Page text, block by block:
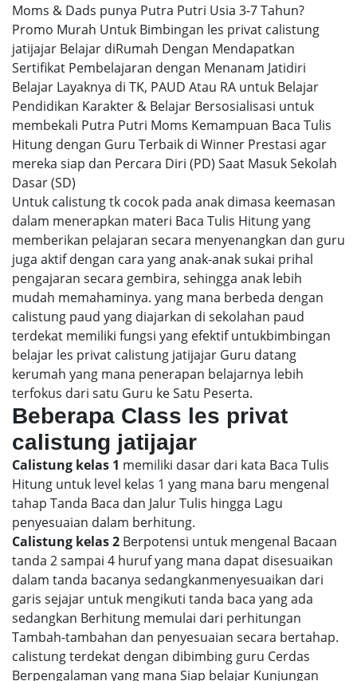
Moms & Dads punya Putra Putri Usia 3-7 Tahun?
Promo Murah Untuk Bimbingan les privat calistung
jatijajar Belajar diRumah Dengan Mendapatkan
Sertifikat Pembelajaran dengan Menanam Jatidiri
Belajar Layaknya di TK, PAUD Atau RA untuk Belajar
Pendidikan Karakter & Belajar Bersosialisasi untuk
membekali Putra Putri Moms Kemampuan Baca Tulis
Hitung dengan Guru Terbaik di Winner Prestasi agar
mereka siap dan Percara Diri (PD) Saat Masuk Sekolah
Dasar (SD)
Untuk calistung tk cocok pada anak dimasa keemasan
dalam menerapkan materi Baca Tulis Hitung yang
memberikan pelajaran secara menyenangkan dan guru
juga aktif dengan cara yang anak-anak sukai prihal
pengajaran secara gembira, sehingga anak lebih
mudah memahaminya. yang mana berbeda dengan
calistung paud yang diajarkan di sekolahan paud
terdekat memiliki fungsi yang efektif untukbimbingan
belajar les privat calistung jatijajar Guru datang
kerumah yang mana penerapan belajarnya lebih
terfokus dari satu Guru ke Satu Peserta.
Beberapa Class les privat
calistung jatijajar
Calistung kelas 1 memiliki dasar dari kata Baca Tulis
Hitung untuk level kelas 1 yang mana baru mengenal
tahap Tanda Baca dan Jalur Tulis hingga Lagu
penyesuaian dalam berhitung.
Calistung kelas 2 Berpotensi untuk mengenal Bacaan
tanda 2 sampai 4 huruf yang mana dapat disesuaikan
dalam tanda bacanya sedangkanmenyesuaikan dari
garis sejajar untuk mengikuti tanda baca yang ada
sedangkan Berhitung memulai dari perhitungan
Tambah-tambahan dan penyesuaian secara bertahap.
calistung terdekat dengan dibimbing guru Cerdas
Berpengalaman yang mana Siap belajar Kunjungan